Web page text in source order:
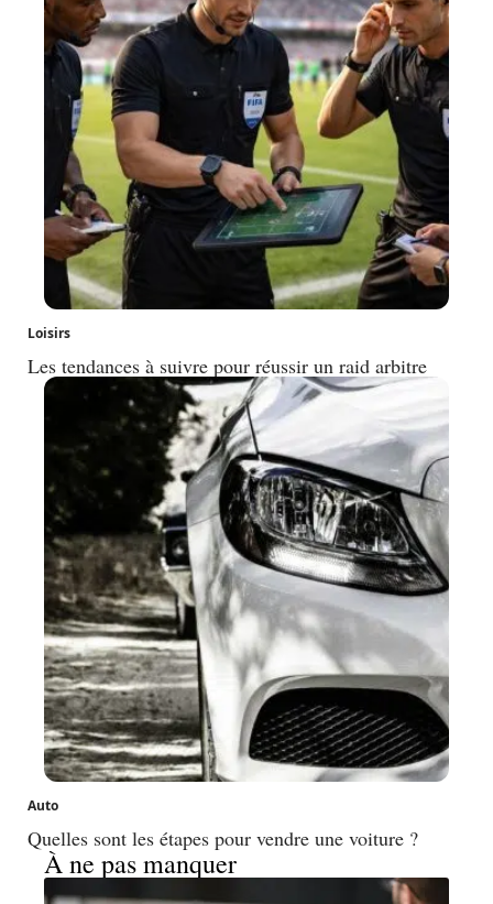
Loisirs
Les tendances à suivre pour réussir un raid arbitre
Auto
Quelles sont les étapes pour vendre une voiture ?
À ne pas manquer